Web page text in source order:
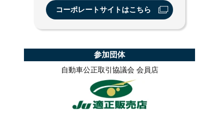
コーポレートサイトはこちら
参加団体
自動車公正取引協議会 会員店